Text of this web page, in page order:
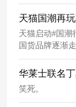
天猫国潮再
天猫启动#国潮
国货品牌逐渐
华莱士联名
笑死。